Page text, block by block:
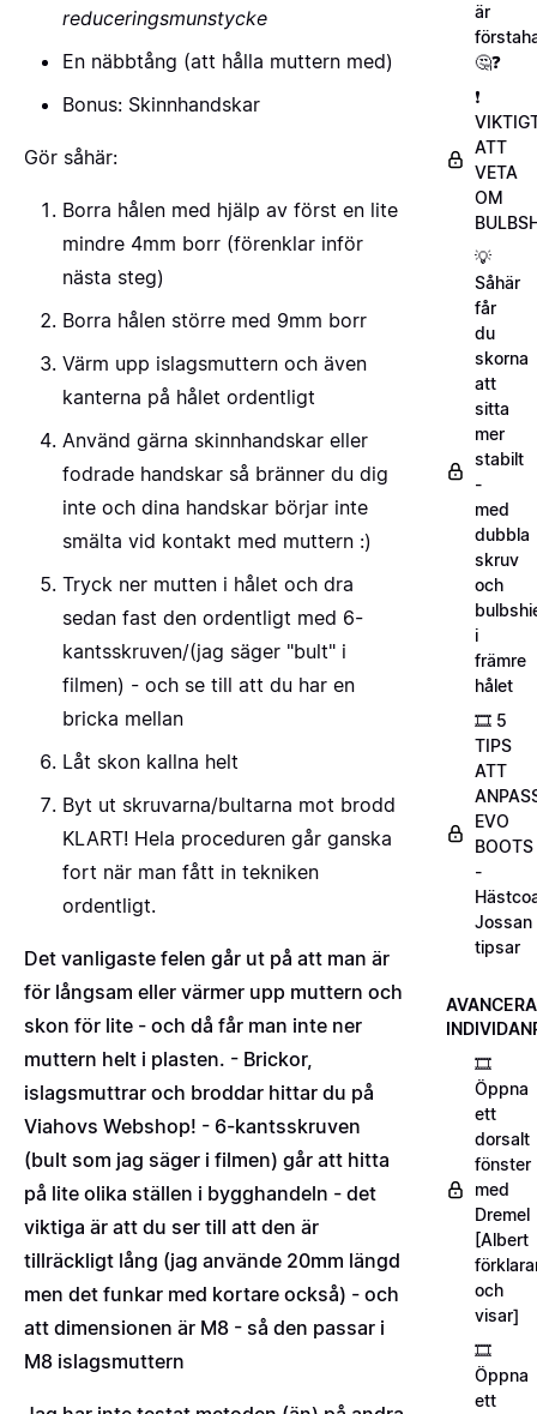
reduceringsmunstycke
En näbbtång (att hålla muttern med)
Bonus: Skinnhandskar
Gör såhär:
Borra hålen med hjälp av först en lite
mindre 4mm borr (förenklar inför
nästa steg)
Borra hålen större med 9mm borr
Värm upp islagsmuttern och även
kanterna på hålet ordentligt
Använd gärna skinnhandskar eller
fodrade handskar så bränner du dig
inte och dina handskar börjar inte
smälta vid kontakt med muttern :)
Tryck ner mutten i hålet och dra
sedan fast den ordentligt med 6-
kantsskruven/(jag säger "bult" i
filmen) - och se till att du har en
bricka mellan
Låt skon kallna helt
Byt ut skruvarna/bultarna mot brodd
KLART! Hela proceduren går ganska
fort när man fått in tekniken
ordentligt.
Det vanligaste felen går ut på att man är
för långsam eller värmer upp muttern och
skon för lite - och då får man inte ner
muttern helt i plasten. - Brickor,
islagsmuttrar och broddar hittar du på
Viahovs Webshop! - 6-kantsskruven
(bult som jag säger i filmen) går att hitta
på lite olika ställen i bygghandeln - det
viktiga är att du ser till att den är
tillräckligt lång (jag använde 20mm längd
men det funkar med kortare också) - och
att dimensionen är M8 - så den passar i
M8 islagsmuttern
är
🤔❓
❗
ATT
VETA
OM
💡
Såhär
får
du
skorna
att
sitta
mer
stabilt
-
med
dubbla
skruv
och
i
främre
hålet
🎞️ 5
TIPS
ATT
EVO
BOOTS
-
Jossan
tipsar
🎞️
Öppna
ett
dorsalt
fönster
med
Dremel
[Albert
och
visar]
🎞️
Öppna
ett